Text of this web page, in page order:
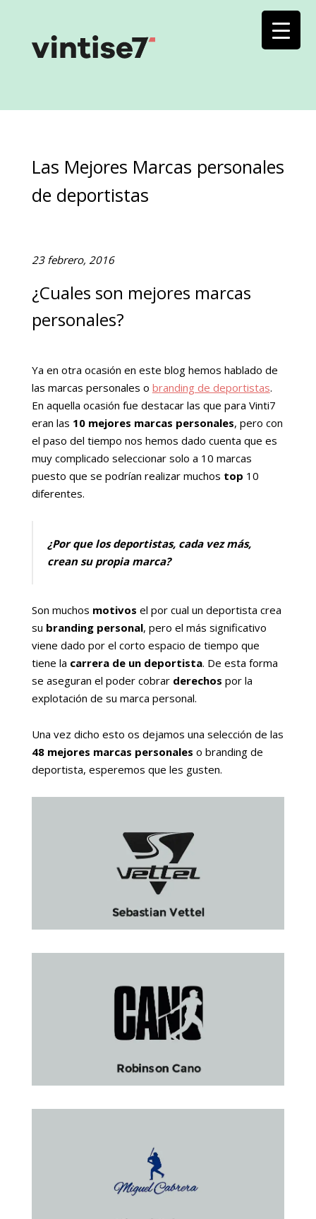
Las Mejores Marcas personales
de deportistas
23 febrero, 2016
¿Cuales son mejores marcas
personales?
Ya en otra ocasión en este blog hemos hablado de
las marcas personales o branding de deportistas.
En aquella ocasión fue destacar las que para Vinti7
eran las 10 mejores marcas personales, pero con
el paso del tiempo nos hemos dado cuenta que es
muy complicado seleccionar solo a 10 marcas
puesto que se podrían realizar muchos top 10
diferentes.
¿Por que los deportistas, cada vez más,
crean su propia marca?
Son muchos motivos el por cual un deportista crea
su branding personal, pero el más significativo
viene dado por el corto espacio de tiempo que
tiene la carrera de un deportista. De esta forma
se aseguran el poder cobrar derechos por la
explotación de su marca personal.
Una vez dicho esto os dejamos una selección de las
48 mejores marcas personales o branding de
deportista, esperemos que les gusten.